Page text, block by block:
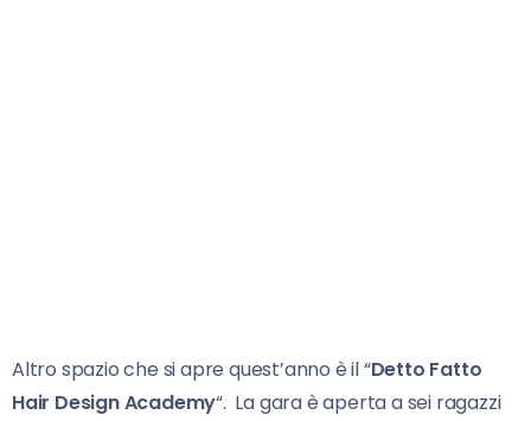
Altro spazio che si apre quest’anno è il “Detto Fatto
Hair Design Academy“. La gara è aperta a sei ragazzi